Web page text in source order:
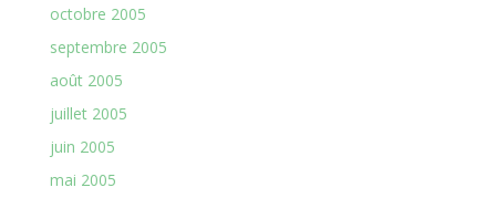
octobre 2005
septembre 2005
août 2005
juillet 2005
juin 2005
mai 2005